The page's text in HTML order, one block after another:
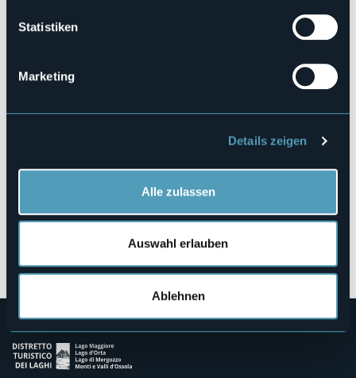
Statistiken
Marketing
Details zeigen
Alle zulassen
Auswahl erlauben
Ablehnen
Via San Bernardino 49
28921 - Verbania (VB)
Öffnen Sie die Karte